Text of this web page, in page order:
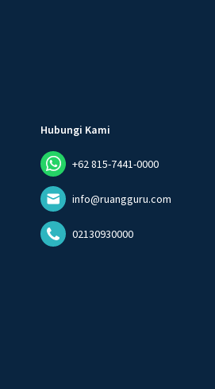
Hubungi Kami
+62 815-7441-0000
info@ruangguru.com
02130930000